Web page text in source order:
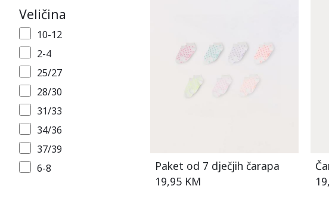
siva
siva/crna
šarena
Veličina
10-12
2-4
25/27
28/30
31/33
34/36
37/39
6-8
Paket od 7 dječjih čarapa
19,95 KM